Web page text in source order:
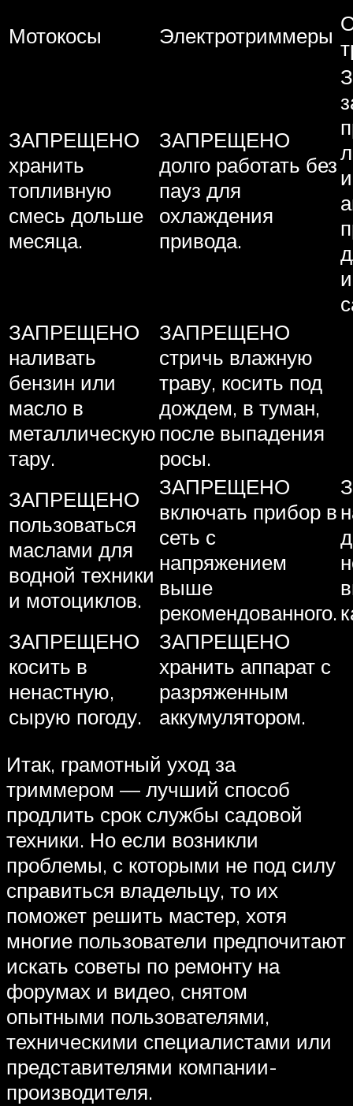
Мотокосы Электротриммеры
ЗАПРЕЩЕНО
хранить
топливную
смесь дольше
месяца.
ЗАПРЕЩЕНО
долго работать без
пауз для
охлаждения
привода.
ЗАПРЕЩЕНО
наливать
бензин или
масло в
металлическую
тару.
ЗАПРЕЩЕНО
стричь влажную
траву, косить под
дождем, в туман,
после выпадения
росы.
ЗАПРЕЩЕНО
пользоваться
маслами для
водной техники
и мотоциклов.
ЗАПРЕЩЕНО
включать прибор в
сеть с
напряжением
выше
рекомендованного.
ЗАПРЕЩЕНО
косить в
ненастную,
сырую погоду.
ЗАПРЕЩЕНО
хранить аппарат с
разряженным
аккумулятором.
Итак, грамотный уход за
триммером — лучший способ
продлить срок службы садовой
техники. Но если возникли
проблемы, с которыми не под силу
справиться владельцу, то их
поможет решить мастер, хотя
многие пользователи предпочитают
искать советы по ремонту на
форумах и видео, снятом
опытными пользователями,
техническими специалистами или
представителями компании-
производителя.